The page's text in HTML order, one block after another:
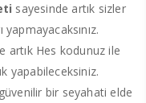
sayesinde artık sizler
artık Hes kodunuz ile
yapabileceksiniz.
bir seyahati elde